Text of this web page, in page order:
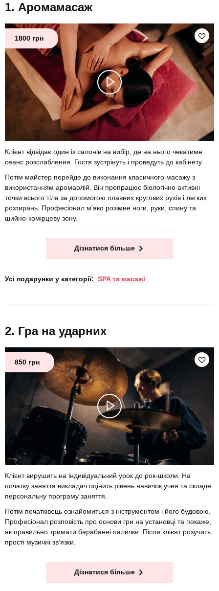
Аромамасаж
1800 грн
Клієнт відвідає один із салонів на вибір, де на нього чекатиме
сеанс розслаблення. Гостя зустрінуть і проведуть до кабінету.
Потім майстер перейде до виконання класичного масажу з
використанням аромаолій. Він пропрацює біологічно активні
точки всього тіла за допомогою плавних кругових рухів і легких
розтирань. Професіонал м'яко розімне ноги, руки, спину та
шийно-комірцеву зону.
Дізнатися більше
Усі подарунки у категорії: SPA та масажі
Гра на ударних
850 грн
Клієнт вирушить на індивідуальний урок до рок-школи. На
початку заняття викладач оцінить рівень навичок учня та складе
персональну програму заняття.
Потім початківець ознайомиться з інструментом і його будовою.
Професіонал розповість про основи гри на установці та покаже,
як правильно тримати барабанні палички. Після клієнт розучить
прості музичні зв'язки.
Дізнатися більше